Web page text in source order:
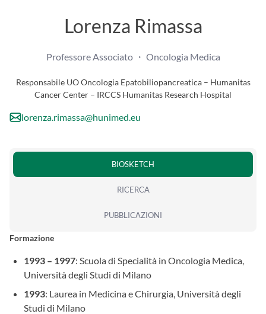
Lorenza Rimassa
Professore Associato ・ Oncologia Medica
Responsabile UO Oncologia Epatobiliopancreatica – Humanitas
Cancer Center – IRCCS Humanitas Research Hospital
lorenza.rimassa@hunimed.eu
BIOSKETCH
RICERCA
PUBBLICAZIONI
Formazione
1993 – 1997: Scuola di Specialità in Oncologia Medica,
Università degli Studi di Milano
1993: Laurea in Medicina e Chirurgia, Università degli
Studi di Milano